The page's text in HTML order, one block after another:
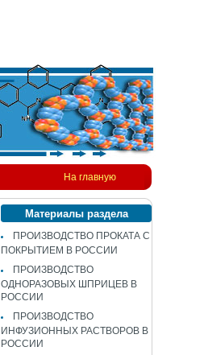
На главную
Материалы раздела
ПРОИЗВОДСТВО ПРОКАТА С
ПОКРЫТИЕМ В РОССИИ
ПРОИЗВОДСТВО
ОДНОРАЗОВЫХ ШПРИЦЕВ В
РОССИИ
ПРОИЗВОДСТВО
ИНФУЗИОННЫХ РАСТВОРОВ В
РОССИИ